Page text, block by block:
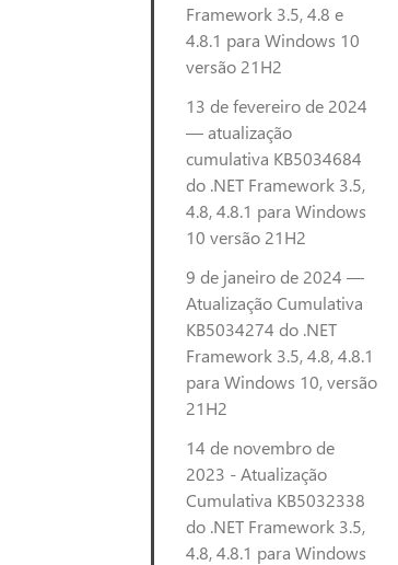
Framework 3.5, 4.8 e
4.8.1 para Windows 10
versão 21H2
13 de fevereiro de 2024
— atualização
cumulativa KB5034684
do .NET Framework 3.5,
4.8, 4.8.1 para Windows
10 versão 21H2
9 de janeiro de 2024 —
Atualização Cumulativa
KB5034274 do .NET
Framework 3.5, 4.8, 4.8.1
para Windows 10, versão
21H2
14 de novembro de
2023 - Atualização
Cumulativa KB5032338
do .NET Framework 3.5,
4.8, 4.8.1 para Windows